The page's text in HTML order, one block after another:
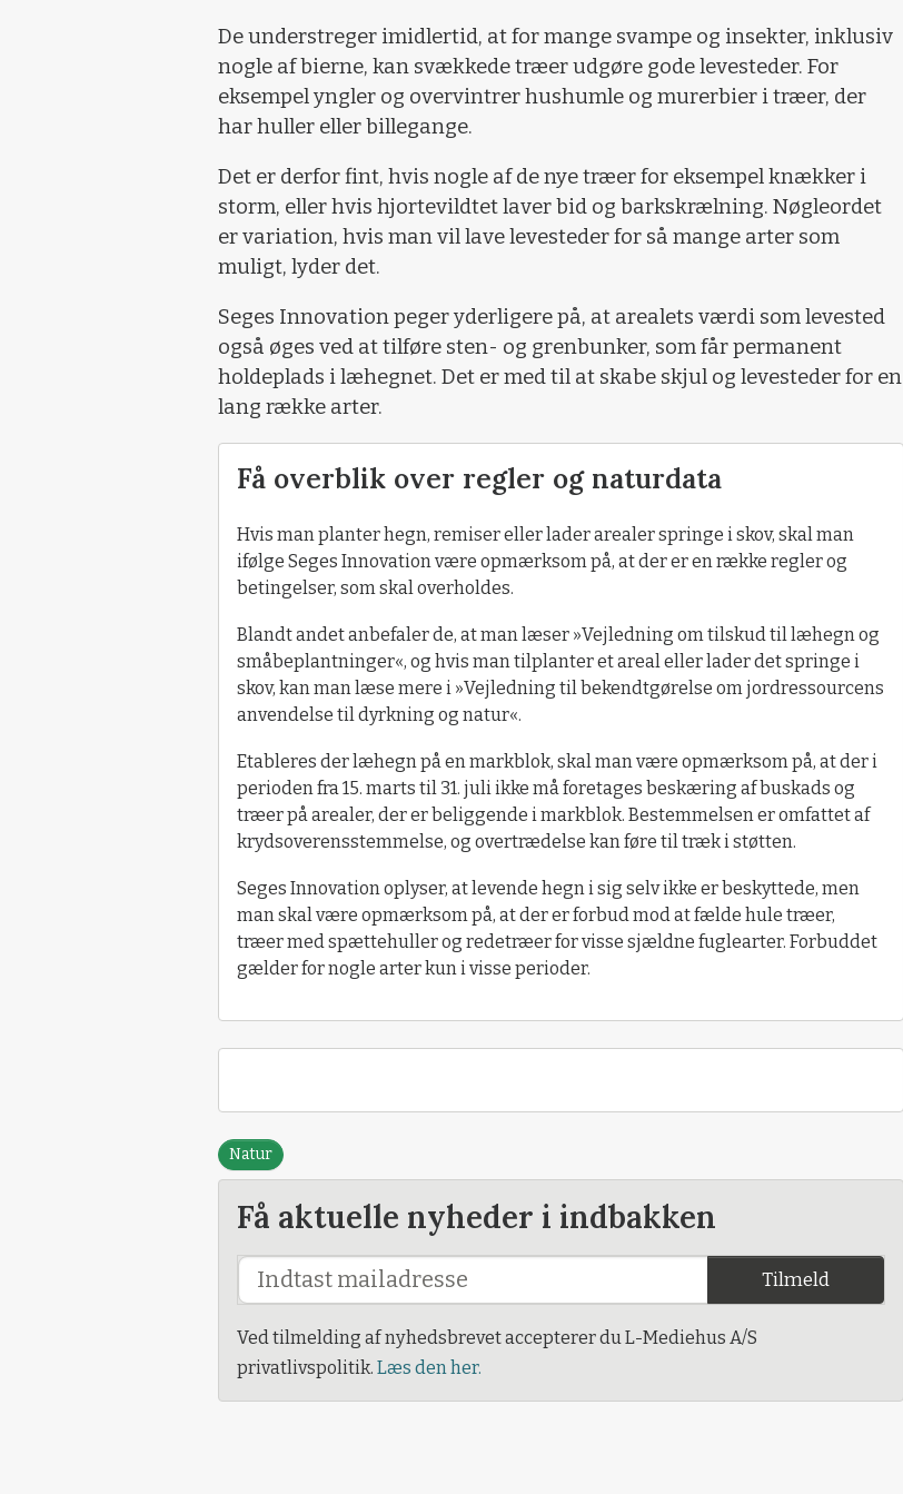
De understreger imidlertid, at for mange svampe og insekter, inklusiv
nogle af bierne, kan svækkede træer udgøre gode levesteder. For
eksempel yngler og overvintrer hushumle og murerbier i træer, der
har huller eller billegange.
Det er derfor fint, hvis nogle af de nye træer for eksempel knækker i
storm, eller hvis hjortevildtet laver bid og barkskrælning. Nøgleordet
er variation, hvis man vil lave levesteder for så mange arter som
muligt, lyder det.
Seges Innovation peger yderligere på, at arealets værdi som levested
også øges ved at tilføre sten- og grenbunker, som får permanent
holdeplads i læhegnet. Det er med til at skabe skjul og levesteder for en
lang række arter.
Få overblik over regler og naturdata
Hvis man planter hegn, remiser eller lader arealer springe i skov, skal man
ifølge Seges Innovation være opmærksom på, at der er en række regler og
betingelser, som skal overholdes.
Blandt andet anbefaler de, at man læser »Vejledning om tilskud til læhegn og
småbeplantninger«, og hvis man tilplanter et areal eller lader det springe i
skov, kan man læse mere i »Vejledning til bekendtgørelse om jordressourcens
anvendelse til dyrkning og natur«.
Etableres der læhegn på en markblok, skal man være opmærksom på, at der i
perioden fra 15. marts til 31. juli ikke må foretages beskæring af buskads og
træer på arealer, der er beliggende i markblok. Bestemmelsen er omfattet af
krydsoverensstemmelse, og overtrædelse kan føre til træk i støtten.
Seges Innovation oplyser, at levende hegn i sig selv ikke er beskyttede, men
man skal være opmærksom på, at der er forbud mod at fælde hule træer,
træer med spættehuller og redetræer for visse sjældne fuglearter. Forbuddet
gælder for nogle arter kun i visse perioder.
Natur
Få aktuelle nyheder i indbakken
Tilmeld
Ved tilmelding af nyhedsbrevet accepterer du L-Mediehus A/S
privatlivspolitik. Læs den her.